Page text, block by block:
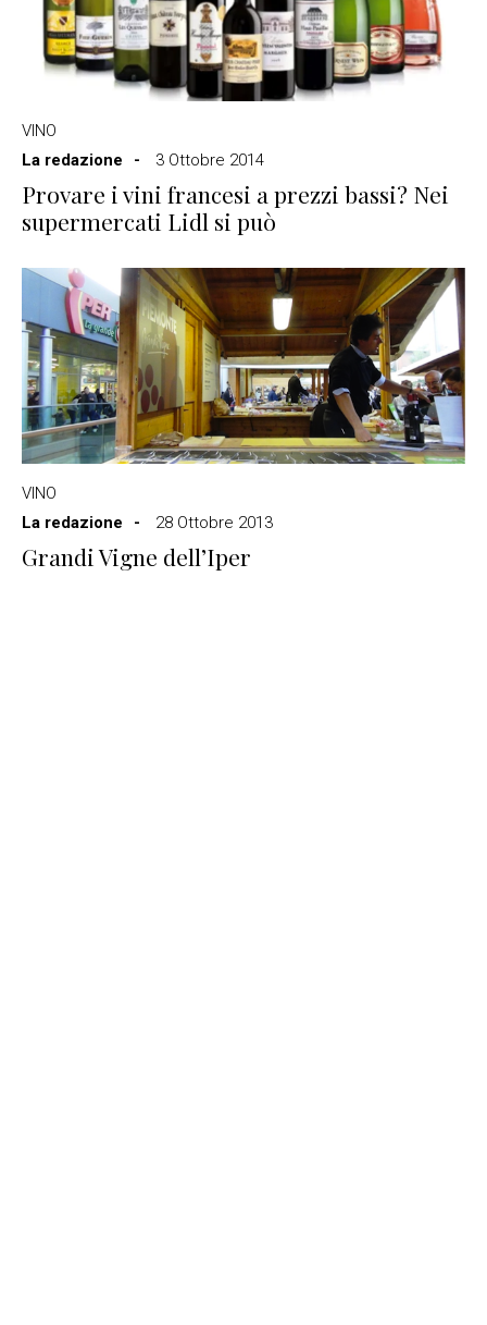
VINO
La redazione
3 Ottobre 2014
Provare i vini francesi a prezzi bassi? Nei
supermercati Lidl si può
VINO
La redazione
28 Ottobre 2013
Grandi Vigne dell’Iper